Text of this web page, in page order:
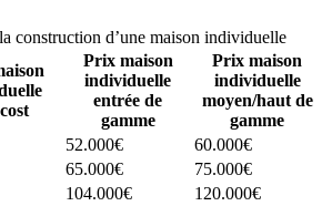
construction d’une maison individuelle
Prix maison
individuelle
entrée de
gamme
Prix maison
individuelle
moyen/haut de
gamme
52.000€
60.000€
65.000€
75.000€
104.000€
120.000€